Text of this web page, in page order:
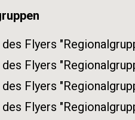
Flyers
Flyers
Flyers
Flyers